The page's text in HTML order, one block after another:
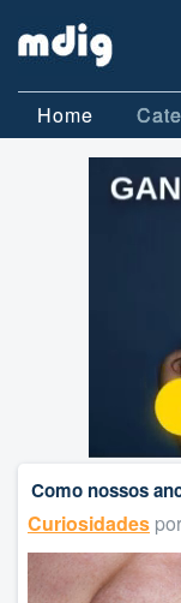
Home
Como nossos
Curiosidades por